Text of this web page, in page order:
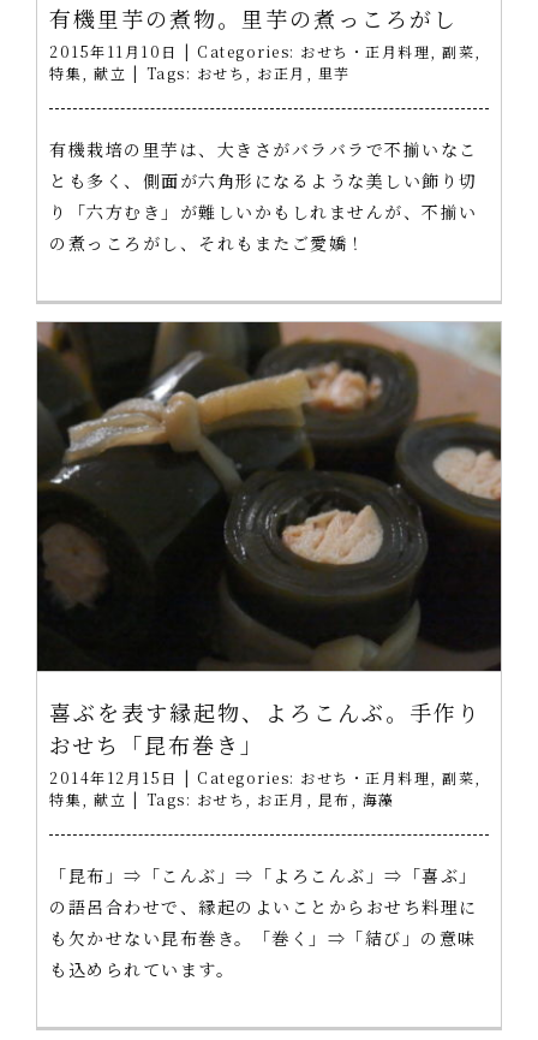
有機里芋の煮物。里芋の煮っころがし
2015年11月10日 | Categories: おせち・正月料理 副菜
特集
献立 | Tags: おせち お正月 里芋
有機栽培の里芋は、大きさがバラバラで不揃いなこ
とも多く、側面が六角形になるような美しい飾り切
り「六方むき」が難しいかもしれませんが、不揃い
の煮っころがし、それもまたご愛嬌！
喜ぶを表す縁起物、よろこんぶ。手作り
おせち「昆布巻き」
2014年12月15日 | Categories: おせち・正月料理 副菜
特集
献立 | Tags: おせち お正月 昆布 海藻
「昆布」⇒「こんぶ」⇒「よろこんぶ」⇒「喜ぶ」
の語呂合わせで、縁起のよいことからおせち料理に
も欠かせない昆布巻き。「巻く」⇒「結び」の意味
も込められています。